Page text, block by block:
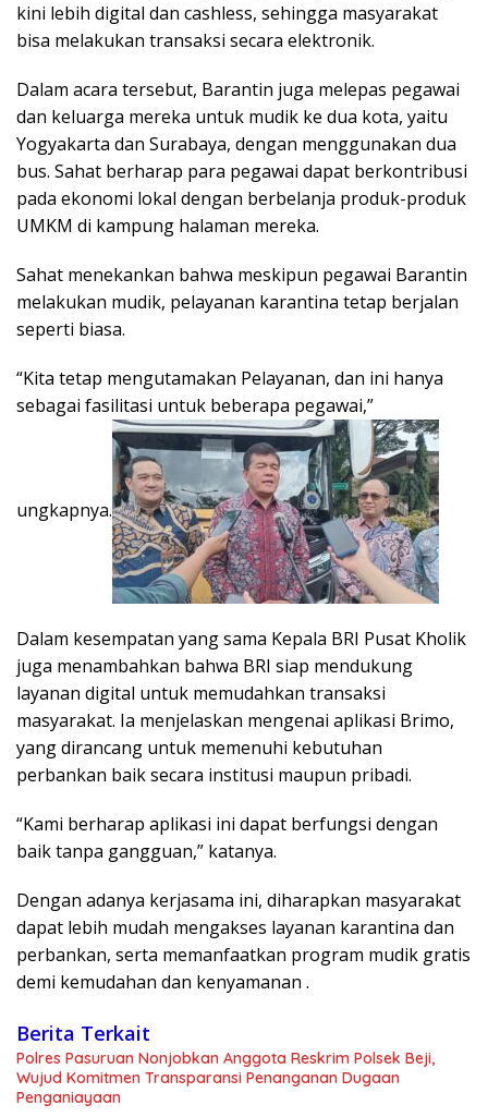
kini lebih digital dan cashless, sehingga masyarakat
bisa melakukan transaksi secara elektronik.
Dalam acara tersebut, Barantin juga melepas pegawai
dan keluarga mereka untuk mudik ke dua kota, yaitu
Yogyakarta dan Surabaya, dengan menggunakan dua
bus. Sahat berharap para pegawai dapat berkontribusi
pada ekonomi lokal dengan berbelanja produk-produk
UMKM di kampung halaman mereka.
Sahat menekankan bahwa meskipun pegawai Barantin
melakukan mudik, pelayanan karantina tetap berjalan
seperti biasa.
“Kita tetap mengutamakan Pelayanan, dan ini hanya
sebagai fasilitasi untuk beberapa pegawai,”
ungkapnya.
Dalam kesempatan yang sama Kepala BRI Pusat Kholik
juga menambahkan bahwa BRI siap mendukung
layanan digital untuk memudahkan transaksi
masyarakat. Ia menjelaskan mengenai aplikasi Brimo,
yang dirancang untuk memenuhi kebutuhan
perbankan baik secara institusi maupun pribadi.
“Kami berharap aplikasi ini dapat berfungsi dengan
baik tanpa gangguan,” katanya.
Dengan adanya kerjasama ini, diharapkan masyarakat
dapat lebih mudah mengakses layanan karantina dan
perbankan, serta memanfaatkan program mudik gratis
demi kemudahan dan kenyamanan .
Berita Terkait
Polres Pasuruan Nonjobkan Anggota Reskrim Polsek Beji,
Wujud Komitmen Transparansi Penanganan Dugaan
Penganiayaan